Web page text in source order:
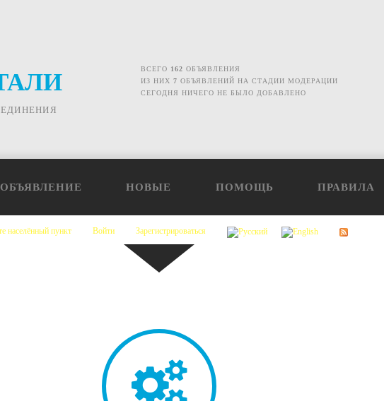
ВСЕГО 162 ОБЪЯВЛЕНИЯ
ИЗ НИХ7 ОБЪЯВЛЕНИЙ НА СТАДИИ МОДЕРАЦИИ
СЕГОДНЯ НИЧЕГО НЕ БЫЛО ДОБАВЛЕНО
НОВЫЕ ПОМОЩЬ ПРАВИЛА
населённый пункт Войти Зарегистрироваться